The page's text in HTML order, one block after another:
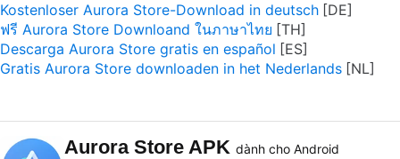
Kostenloser Aurora Store-Download in deutsch
ฟรี Aurora Store Downloand ในภาษาไทย
Descarga Aurora Store gratis en español
Gratis Aurora Store downloaden in het Nederlands
Aurora Store APK dành cho Android